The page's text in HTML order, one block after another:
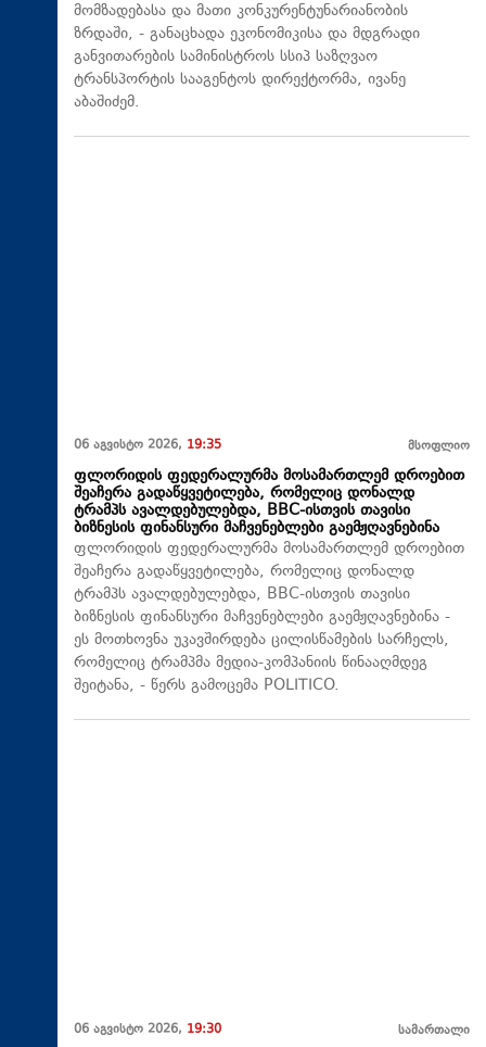
მომზადებასა და მათი კონკურენტუნარიანობის
ზრდაში, - განაცხადა ეკონომიკისა და მდგრადი
განვითარების სამინისტროს სსიპ საზღვაო
ტრანსპორტის სააგენტოს დირექტორმა, ივანე
აბაშიძემ.
06 აგვისტო 2026, 19:35 მსოფლიო
ფლორიდის ფედერალურმა მოსამართლემ დროებით
შეაჩერა გადაწყვეტილება, რომელიც დონალდ
ტრამპს ავალდებულებდა, BBC-ისთვის თავისი
ბიზნესის ფინანსური მაჩვენებლები გაემჟღავნებინა
ფლორიდის ფედერალურმა მოსამართლემ დროებით
შეაჩერა გადაწყვეტილება, რომელიც დონალდ
ტრამპს ავალდებულებდა, BBC-ისთვის თავისი
ბიზნესის ფინანსური მაჩვენებლები გაემჟღავნებინა -
ეს მოთხოვნა უკავშირდება ცილისწამების სარჩელს,
რომელიც ტრამპმა მედია-კომპანიის წინააღმდეგ
შეიტანა, - წერს გამოცემა POLITICO.
06 აგვისტო 2026, 19:30 სამართალი